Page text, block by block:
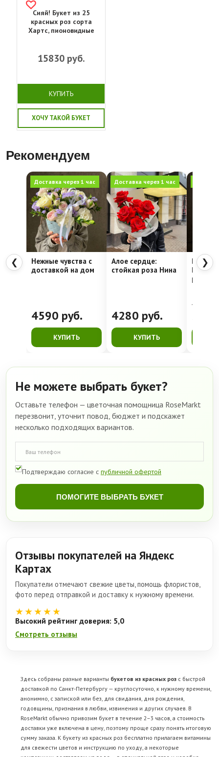
Сияй! Букет из 25
красных роз сорта
Хартс, пионовидные
15830руб.
КУПИТЬ
ХОЧУ ТАКОЙ БУКЕТ
Рекомендуем
❮
Доставка через 1 час
Нежные чувства с
доставкой на дом
4590 руб.
КУПИТЬ
Доставка через 1 час
Алое сердце:
стойкая роза Нина
4280 руб.
КУПИТЬ
Недели
4762
❯
Не можете выбрать букет?
Оставьте телефон — цветочная помощница RoseMarkt
перезвонит, уточнит повод, бюджет и подскажет
несколько подходящих вариантов.
Подтверждаю согласие с публичной офертой
ПОМОГИТЕ ВЫБРАТЬ БУКЕТ
Отзывы покупателей на Яндекс
Картах
Покупатели отмечают свежие цветы, помощь флористов,
фото перед отправкой и доставку к нужному времени.
★★★★★
Высокий рейтинг доверия: 5,0
Смотреть отзывы
Здесь собраны разные варианты букетов из красных роз с быстрой
доставкой по Санкт-Петербургу — круглосуточно, к нужному времени,
анонимно, с запиской или без, для свидания, дня рождения,
годовщины, признания в любви, извинения и других случаев. В
RoseMarkt обычно привозим букет в течение 2–3 часов, а стоимость
доставки уже включена в цену, поэтому проще сразу понять итоговую
сумму заказа. К букету из красных роз бесплатно прилагаем витамины
для свежести цветов и инструкцию по уходу, а некоторые